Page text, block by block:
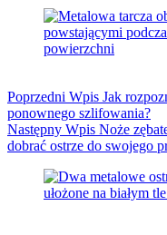
Poprzedni Wpis Jak
ponownego szlifowania?
Następny Wpis Noże
dobrać ostrze do swojego